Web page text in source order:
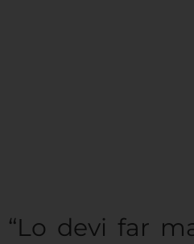
“Lo devi far